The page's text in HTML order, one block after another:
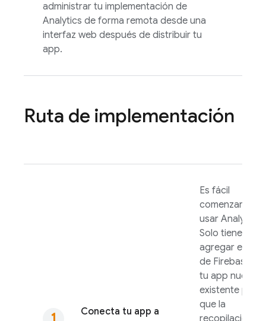
administrar tu implementación de
Analytics de forma remota desde una
interfaz web después de distribuir tu
app.
Ruta de implementación
Conecta tu app a
Es fácil
comenzar a
usar Analytics
Solo tienes que
agregar el SDK
de Firebase a
tu app nueva o
existente para
que la
recopilación